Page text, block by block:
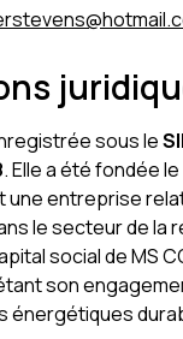
sous le
. Elle a été fondée le
une entreprise
le secteur de la
social de MS
son
énergétiques